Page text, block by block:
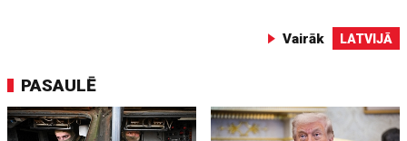
Vairāk LATVIJĀ
PASAULĒ